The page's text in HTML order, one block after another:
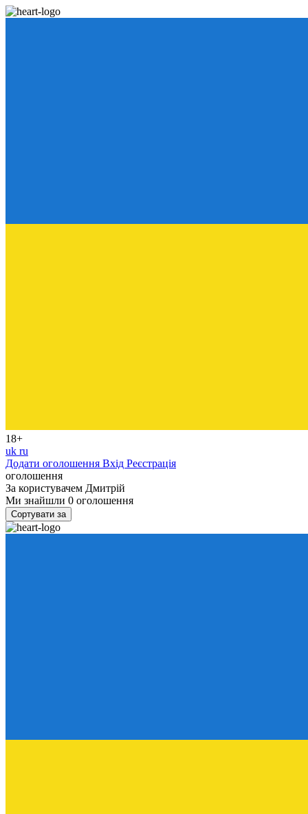
18+
uk ru
Додати оголошення Вхід Реєстрація
оголошення
За користувачем Дмитрій
Ми знайшли 0 оголошення
Сортувати за